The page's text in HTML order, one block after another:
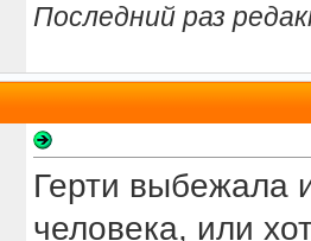
Последний раз
Герти выбежала
человека, или